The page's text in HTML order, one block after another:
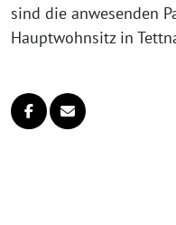
sind die anwe­sen­den
Hauptwohnsitz in